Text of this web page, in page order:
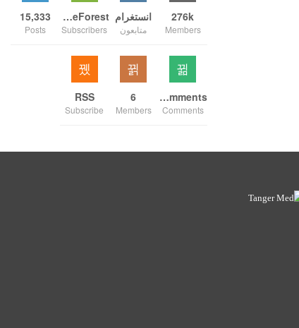
276k
Members
انستغرام
متابعون
ThemeForest
Subscribers
15,333
Posts
Comments
Comments
6
Members
RSS
Subscribe